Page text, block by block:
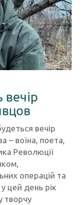
вечір
– воїна, поета,
Революції
операцій та
цей день рік
творчу